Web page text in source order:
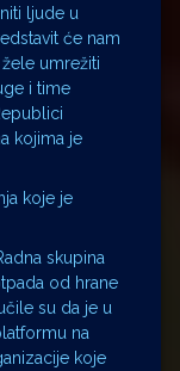
ljude u
će nam
umrežiti
i time
kojima je
koje je
skupina
od hrane
su da je u
na
koje